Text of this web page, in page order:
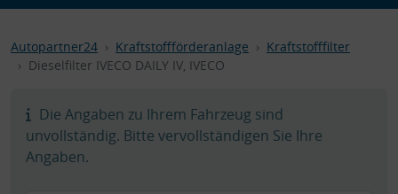
Autopartner24 Kraftstoffförderanlage
Kraftstofffilter
Dieselfilter IVECO DAILY IV, IVECO
Die Angaben zu Ihrem Fahrzeug sind
unvollständig. Bitte vervollständigen Sie Ihre
Angaben.